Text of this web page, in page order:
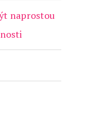
naprostou